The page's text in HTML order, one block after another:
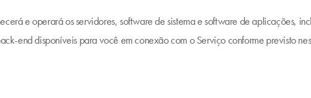
e operará os servidores, software de sistema e software de aplicações,
end disponíveis para você em conexão com o Serviço conforme previsto